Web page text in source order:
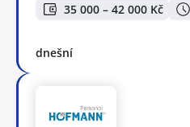
35 000 – 42 000 Kč
dnešní